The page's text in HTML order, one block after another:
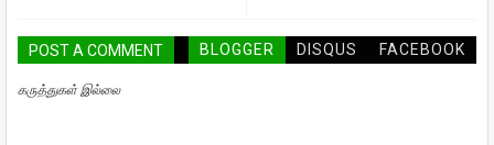
POST A COMMENT BLOGGER DISQUS FACEBOOK
கருத்துகள் இல்லை